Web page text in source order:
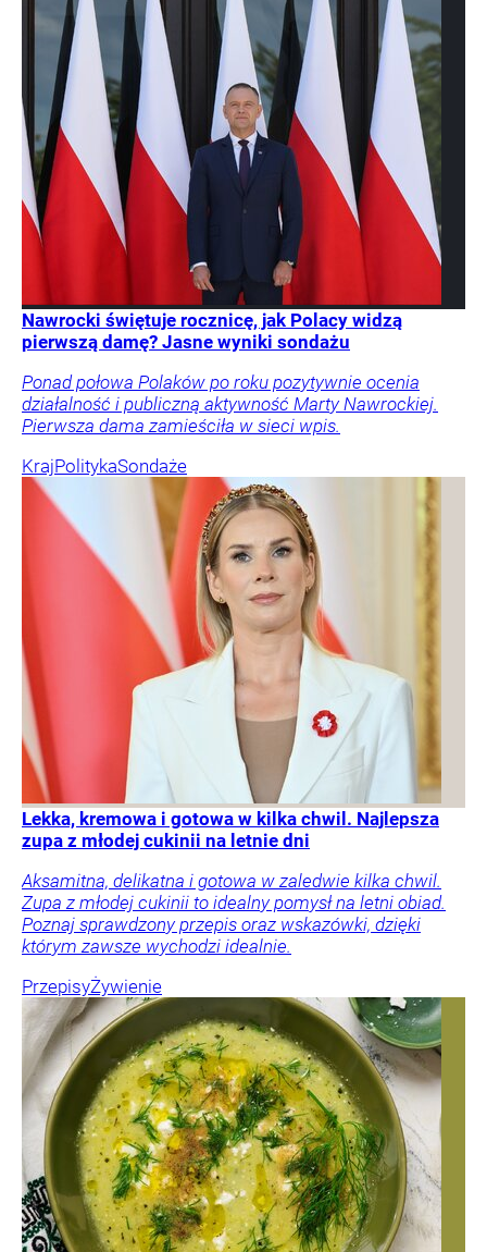
Nawrocki świętuje rocznicę, jak Polacy widzą
pierwszą damę? Jasne wyniki sondażu
Ponad połowa Polaków po roku pozytywnie ocenia
działalność i publiczną aktywność Marty Nawrockiej.
Pierwsza dama zamieściła w sieci wpis.
KrajPolitykaSondaże
Lekka, kremowa i gotowa w kilka chwil. Najlepsza
zupa z młodej cukinii na letnie dni
Aksamitna, delikatna i gotowa w zaledwie kilka chwil.
Zupa z młodej cukinii to idealny pomysł na letni obiad.
Poznaj sprawdzony przepis oraz wskazówki, dzięki
którym zawsze wychodzi idealnie.
PrzepisyŻywienie